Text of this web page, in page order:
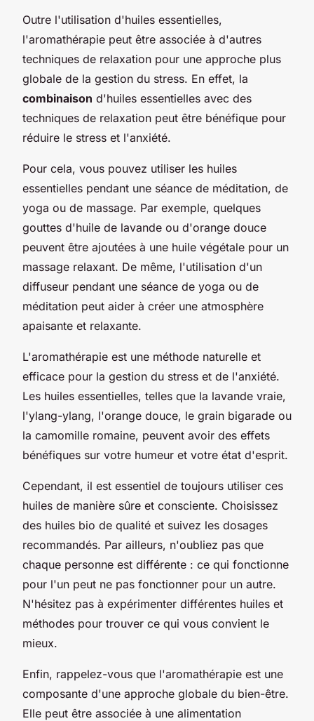
Outre l'utilisation d'huiles essentielles,
l'aromathérapie peut être associée à d'autres
techniques de relaxation pour une approche plus
globale de la gestion du stress. En effet, la
combinaison d'huiles essentielles avec des
techniques de relaxation peut être bénéfique pour
réduire le stress et l'anxiété.
Pour cela, vous pouvez utiliser les huiles
essentielles pendant une séance de méditation, de
yoga ou de massage. Par exemple, quelques
gouttes d'huile de lavande ou d'orange douce
peuvent être ajoutées à une huile végétale pour un
massage relaxant. De même, l'utilisation d'un
diffuseur pendant une séance de yoga ou de
méditation peut aider à créer une atmosphère
apaisante et relaxante.
L'aromathérapie est une méthode naturelle et
efficace pour la gestion du stress et de l'anxiété.
Les huiles essentielles, telles que la lavande vraie,
l'ylang-ylang, l'orange douce, le grain bigarade ou
la camomille romaine, peuvent avoir des effets
bénéfiques sur votre humeur et votre état d'esprit.
Cependant, il est essentiel de toujours utiliser ces
huiles de manière sûre et consciente. Choisissez
des huiles bio de qualité et suivez les dosages
recommandés. Par ailleurs, n'oubliez pas que
chaque personne est différente : ce qui fonctionne
pour l'un peut ne pas fonctionner pour un autre.
N'hésitez pas à expérimenter différentes huiles et
méthodes pour trouver ce qui vous convient le
mieux.
Enfin, rappelez-vous que l'aromathérapie est une
composante d'une approche globale du bien-être.
Elle peut être associée à une alimentation